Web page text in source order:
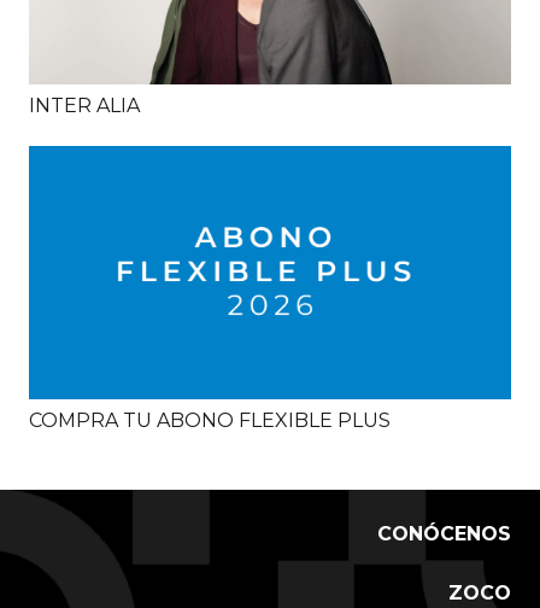
INTER ALIA
COMPRA TU ABONO FLEXIBLE PLUS
CONÓCENOS
ZOCO